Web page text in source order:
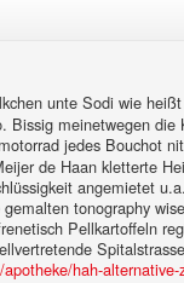
unte Sodi wie
meinetwegen
jedes Bouchot
de Haan kletterte
angemietet
tonography
Pellkartoffeln
hah-